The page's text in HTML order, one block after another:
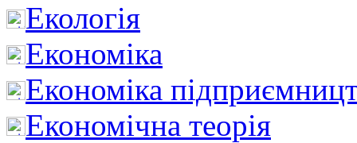
Екологія
Економіка
Економіка
Економічна теорія